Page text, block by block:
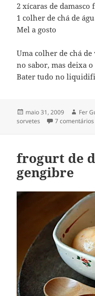
2 xícaras de damasco
1 colher de chá de
Mel a gosto
Uma colher de chá
no sabor, mas deixa
Bater tudo no
Publicado
em
maio 31, 2009 Autor
Fer
sorvetes
7 comentários
frogurt de
gengibre